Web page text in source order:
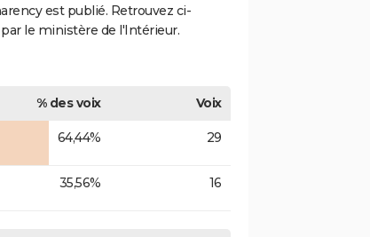
est publié. Retrouvez ci-
le ministère de l'Intérieur.
% des voix
Voix
64,44% 29
35,56% 16